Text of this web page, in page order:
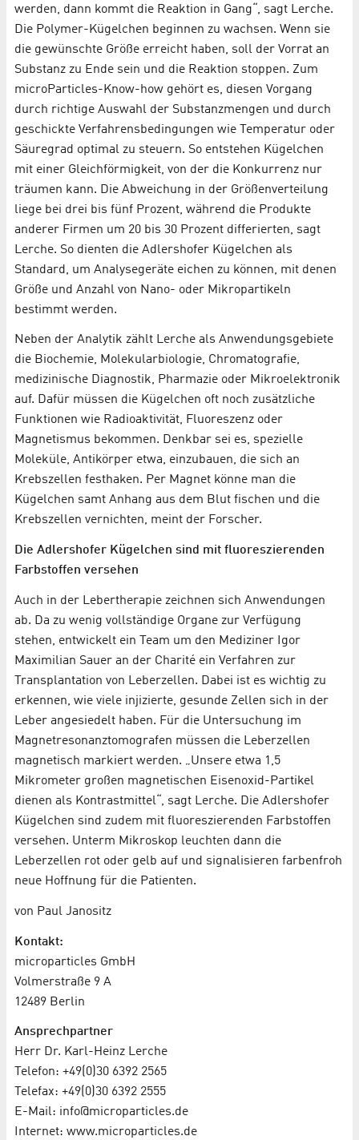
werden, dann kommt die Reaktion in Gang“, sagt Lerche.
Die Polymer-Kügelchen beginnen zu wachsen. Wenn sie
die gewünschte Größe erreicht haben, soll der Vorrat an
Substanz zu Ende sein und die Reaktion stoppen. Zum
microParticles-Know-how gehört es, diesen Vorgang
durch richtige Auswahl der Substanzmengen und durch
geschickte Verfahrensbedingungen wie Temperatur oder
Säuregrad optimal zu steuern. So entstehen Kügelchen
mit einer Gleichförmigkeit, von der die Konkurrenz nur
träumen kann. Die Abweichung in der Größenverteilung
liege bei drei bis fünf Prozent, während die Produkte
anderer Firmen um 20 bis 30 Prozent differierten, sagt
Lerche. So dienten die Adlershofer Kügelchen als
Standard, um Analysegeräte eichen zu können, mit denen
Größe und Anzahl von Nano- oder Mikropartikeln
bestimmt werden.
Neben der Analytik zählt Lerche als Anwendungsgebiete
die Biochemie, Molekularbiologie, Chromatografie,
medizinische Diagnostik, Pharmazie oder Mikroelektronik
auf. Dafür müssen die Kügelchen oft noch zusätzliche
Funktionen wie Radioaktivität, Fluoreszenz oder
Magnetismus bekommen. Denkbar sei es, spezielle
Moleküle, Antikörper etwa, einzubauen, die sich an
Krebszellen festhaken. Per Magnet könne man die
Kügelchen samt Anhang aus dem Blut fischen und die
Krebszellen vernichten, meint der Forscher.
Die Adlershofer Kügelchen sind mit fluoreszierenden
Farbstoffen versehen
Auch in der Lebertherapie zeichnen sich Anwendungen
ab. Da zu wenig vollständige Organe zur Verfügung
stehen, entwickelt ein Team um den Mediziner Igor
Maximilian Sauer an der Charité ein Verfahren zur
Transplantation von Leberzellen. Dabei ist es wichtig zu
erkennen, wie viele injizierte, gesunde Zellen sich in der
Leber angesiedelt haben. Für die Untersuchung im
Magnetresonanztomografen müssen die Leberzellen
magnetisch markiert werden. „Unsere etwa 1,5
Mikrometer großen magnetischen Eisenoxid-Partikel
dienen als Kontrastmittel“, sagt Lerche. Die Adlershofer
Kügelchen sind zudem mit fluoreszierenden Farbstoffen
versehen. Unterm Mikroskop leuchten dann die
Leberzellen rot oder gelb auf und signalisieren farbenfroh
neue Hoffnung für die Patienten.
von Paul Janositz
Kontakt:
microparticles GmbH
Volmerstraße 9 A
12489 Berlin
Ansprechpartner
Herr Dr. Karl-Heinz Lerche
Telefon: +49(0)30 6392 2565
Telefax: +49(0)30 6392 2555
E-Mail: info@microparticles.de
Internet: www.microparticles.de